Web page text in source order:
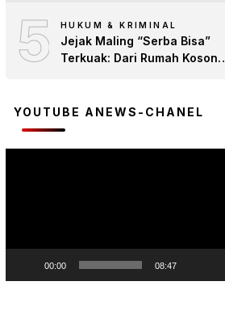
Perbaikan Jalan Ke
Pemakaman dan Pertanian
yang “Memprihatinkan”
5 HUKUM & KRIMINAL
Jejak Maling “Serba Bisa”
Terkuak: Dari Rumah Kosong
Ringkus 7 Pelaku
YOUTUBE ANEWS-CHANEL
00:00 08:47